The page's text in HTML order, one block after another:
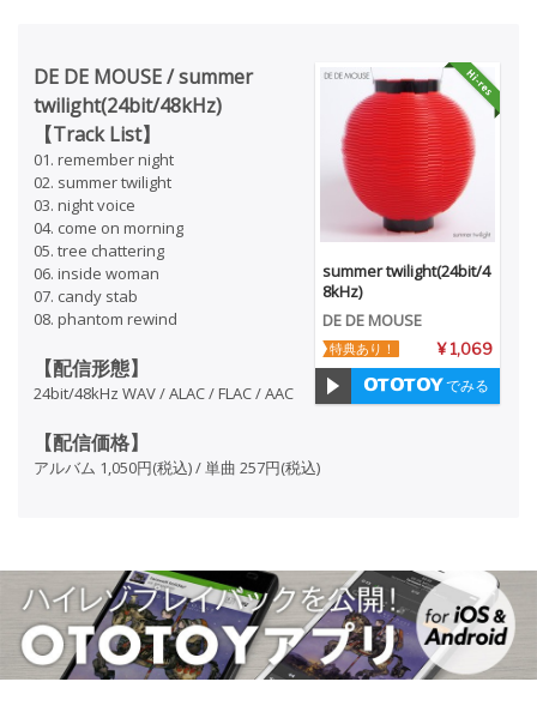
summer twilight(24bit/4
8kHz)
DE DE MOUSE
¥ 1,069
特典あり！
でみる
DE DE MOUSE / summer
twilight(24bit/48kHz)
【Track List】
01. remember night
02. summer twilight
03. night voice
04. come on morning
05. tree chattering
06. inside woman
07. candy stab
08. phantom rewind
【配信形態】
24bit/48kHz WAV / ALAC / FLAC / AAC
【配信価格】
アルバム 1,050円(税込) / 単曲 257円(税込)